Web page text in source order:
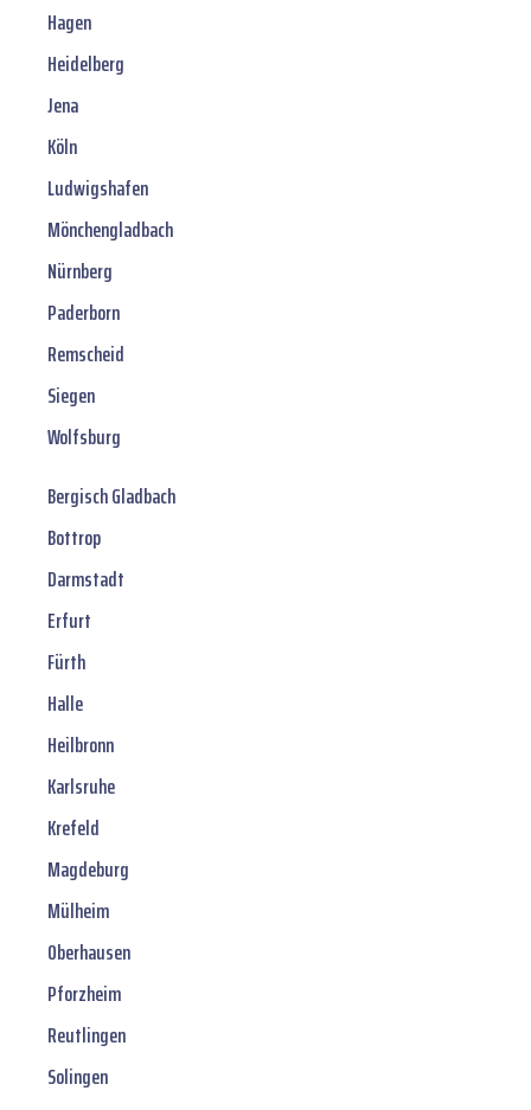
Hagen
Heidelberg
Jena
Köln
Ludwigshafen
Mönchengladbach
Nürnberg
Paderborn
Remscheid
Siegen
Wolfsburg
Bergisch Gladbach
Bottrop
Darmstadt
Erfurt
Fürth
Halle
Heilbronn
Karlsruhe
Krefeld
Magdeburg
Mülheim
Oberhausen
Pforzheim
Reutlingen
Solingen